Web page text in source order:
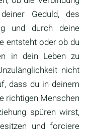
Geduld, des
und durch deine
entsteht oder ob du
in dein Leben zu
nicht
dass du in deinem
richtigen Menschen
spüren wirst,
und forciere